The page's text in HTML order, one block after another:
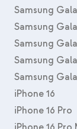
Samsung
Samsung
Samsung
Samsung
Samsung
iPhone 16
iPhone 16 Pro